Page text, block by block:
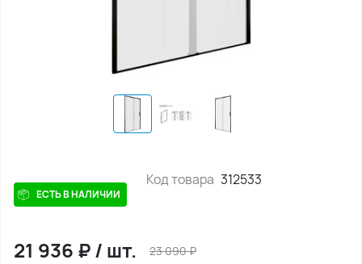
ЕСТЬ В НАЛИЧИИ
Код товара 312533
21 936 ₽/ шт. 23 090₽